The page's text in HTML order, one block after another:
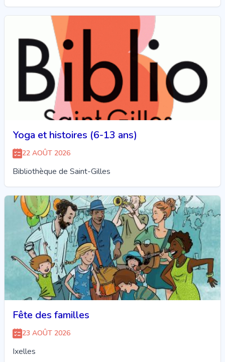
Yoga et histoires (6-13 ans)
22 AOÛT 2026
Bibliothèque de Saint-Gilles
Fête des familles
23 AOÛT 2026
Ixelles